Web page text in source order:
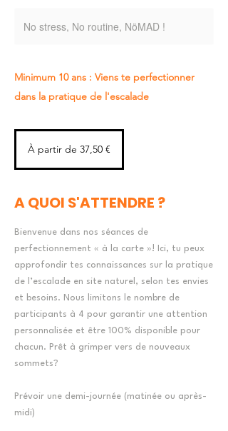
No stress, No routine, NöMAD !
Minimum 10 ans : Viens te perfectionner
dans la pratique de l'escalade
partir
euros
À partir de 37,50 €
A QUOI S'ATTENDRE ?
Bienvenue dans nos séances de
perfectionnement « à la carte »! Ici, tu peux
approfondir tes connaissances sur la pratique
de l’escalade en site naturel, selon tes envies
et besoins. Nous limitons le nombre de
participants à 4 pour garantir une attention
personnalisée et être 100% disponible pour
chacun. Prêt à grimper vers de nouveaux
sommets?
Prévoir une demi-journée (matinée ou après-
midi)